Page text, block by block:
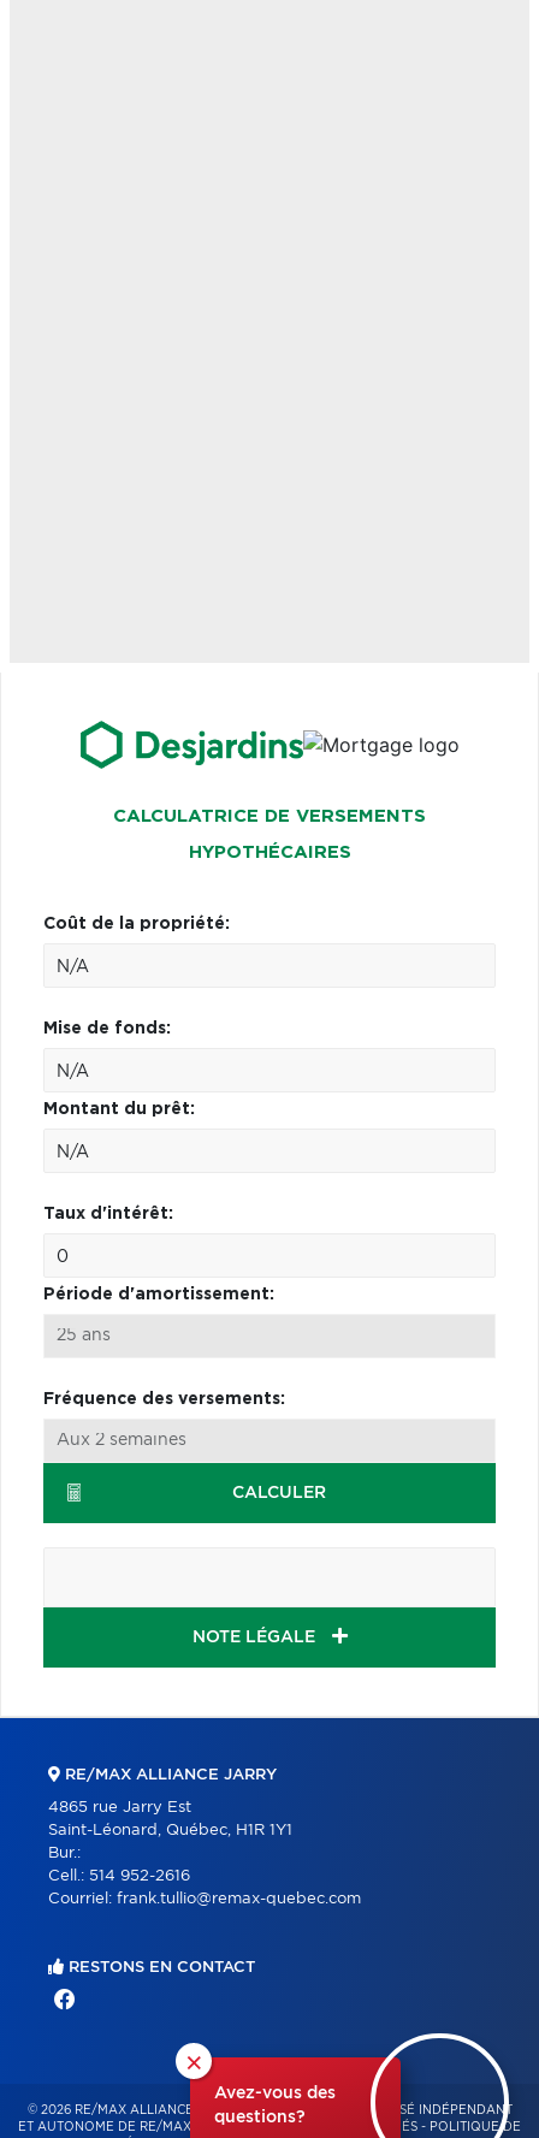
CALCULATRICE DE VERSEMENTS
HYPOTHÉCAIRES
Coût de la propriété:
Mise de fonds:
Montant du prêt:
Taux d'intérêt:
Période d'amortissement:
Fréquence des versements:
CALCULER
NOTE LÉGALE
×
Avez-vous des
questions?
RE/MAX ALLIANCE JARRY
4865 rue Jarry Est
Saint-Léonard, Québec, H1R 1Y1
Bur.:
Cell.: 514 952-2616
Courriel: frank.tullio@remax-quebec.com
RESTONS EN CONTACT
© 2026 RE/MAX ALLIANCE & PRO-COMMERCIAL – FRANCHISÉ INDÉPENDANT
ET AUTONOME DE RE/MAX QUÉBEC – TOUS DROITS RÉSERVÉS - POLITIQUE DE